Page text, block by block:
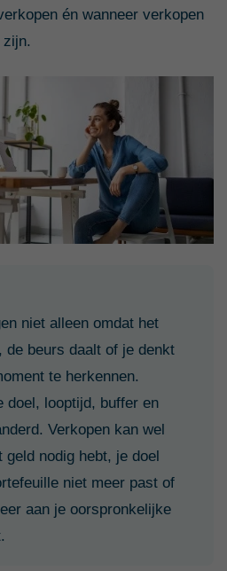
én wanneer verkopen
niet alleen omdat het
de beurs daalt of je denkt
te herkennen.
doel, looptijd, buffer en
Verkopen kan wel
nodig hebt, je doel
niet meer past of
aan je oorspronkelijke